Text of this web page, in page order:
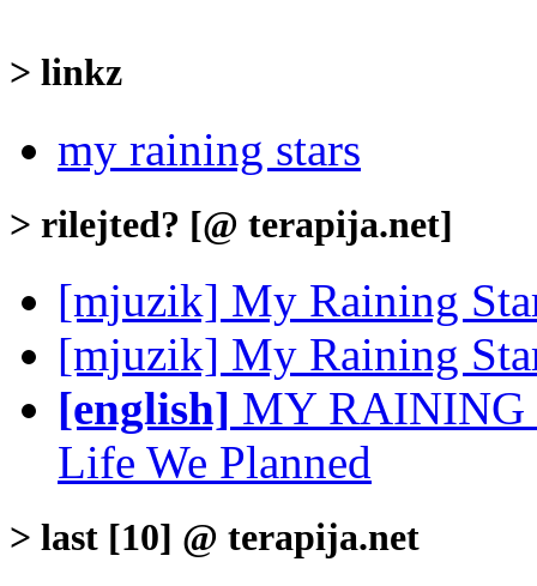
> linkz
my raining stars
> rilejted? [@ terapija.net]
[mjuzik] My Raining
[mjuzik] My Raining
[english] MY RAINING
Life We Planned
> last [10] @ terapija.net